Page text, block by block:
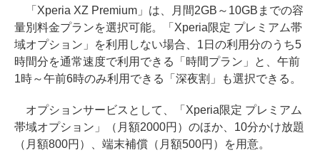
「Xperia XZ Premium」は、月間2GB～10GBまでの容
量別料金プランを選択可能。「Xperia限定 プレミアム帯
域オプション」を利用しない場合、1日の利用分のうち5
時間分を通常速度で利用できる「時間プラン」と、午前
1時～午前6時のみ利用できる「深夜割」も選択できる。
オプションサービスとして、「Xperia限定 プレミアム
帯域オプション」（月額2000円）のほか、10分かけ放題
（月額800円）、端末補償（月額500円）を用意。